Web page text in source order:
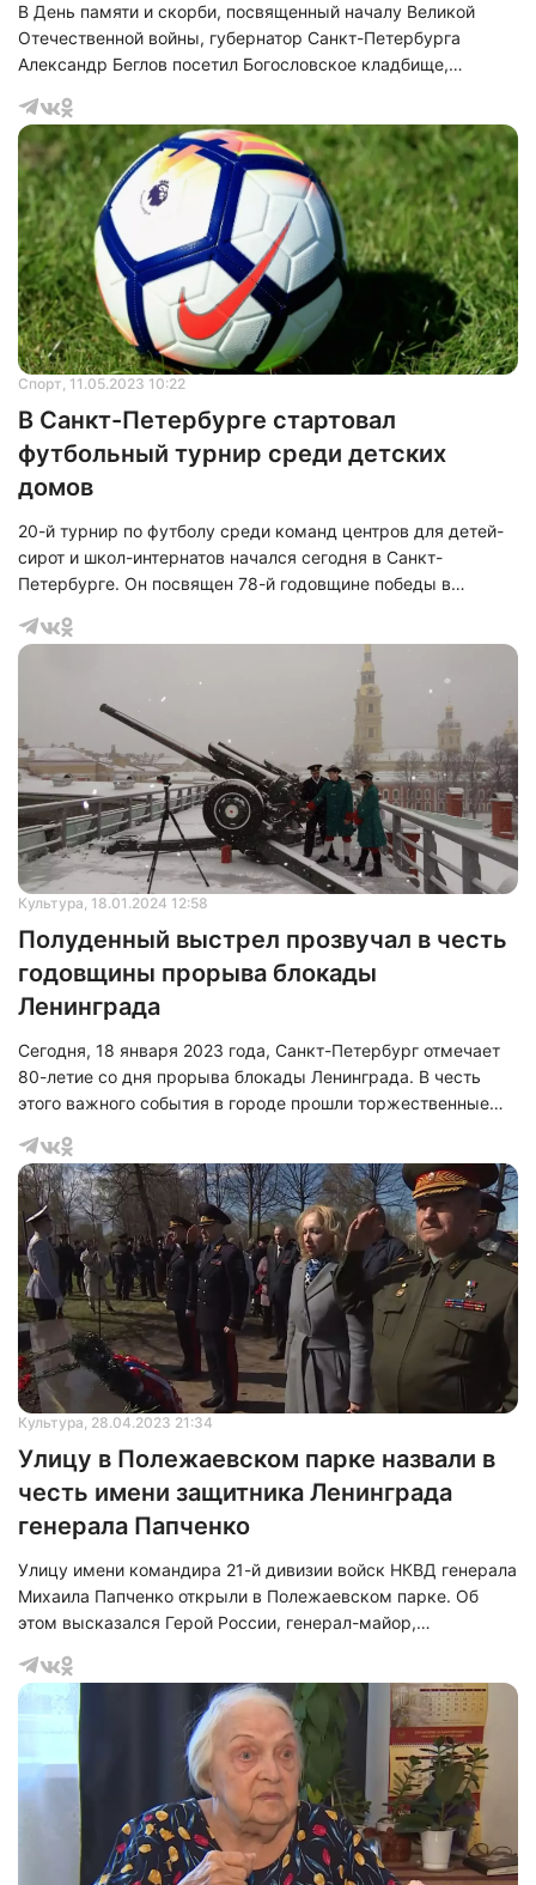
В День памяти и скорби, посвященный началу Великой
Отечественной войны, губернатор Санкт-Петербурга
Александр Беглов посетил Богословское кладбище,
защитников Ленинграда.
Спорт, 11.05.2023 10:22
В Санкт-Петербурге стартовал
футбольный турнир среди детских
домов
20-й турнир по футболу среди команд центров для детей-
сирот и школ-интернатов начался сегодня в Санкт-
Петербурге. Он посвящен 78-й годовщине победы в
Культура, 18.01.2024 12:58
Полуденный выстрел прозвучал в честь
годовщины прорыва блокады
Ленинграда
Сегодня, 18 января 2023 года, Санкт-Петербург отмечает
80-летие со дня прорыва блокады Ленинграда. В честь
этого важного события в городе прошли торжественные
Культура, 28.04.2023 21:34
Улицу в Полежаевском парке назвали в
честь имени защитника Ленинграда
генерала Папченко
Улицу имени командира 21-й дивизии войск НКВД генерала
Михаила Папченко открыли в Полежаевском парке. Об
этом высказался Герой России, генерал-майор,
Геннадий Фоменко.